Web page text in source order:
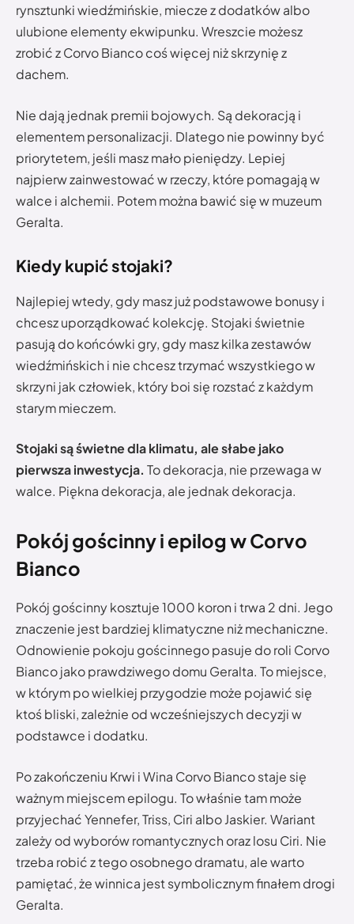
rynsztunki wiedźmińskie, miecze z dodatków albo
ulubione elementy ekwipunku. Wreszcie możesz
zrobić z Corvo Bianco coś więcej niż skrzynię z
dachem.
Nie dają jednak premii bojowych. Są dekoracją i
elementem personalizacji. Dlatego nie powinny być
priorytetem, jeśli masz mało pieniędzy. Lepiej
najpierw zainwestować w rzeczy, które pomagają w
walce i alchemii. Potem można bawić się w muzeum
Geralta.
Kiedy kupić stojaki?
Najlepiej wtedy, gdy masz już podstawowe bonusy i
chcesz uporządkować kolekcję. Stojaki świetnie
pasują do końcówki gry, gdy masz kilka zestawów
wiedźmińskich i nie chcesz trzymać wszystkiego w
skrzyni jak człowiek, który boi się rozstać z każdym
starym mieczem.
Stojaki są świetne dla klimatu, ale słabe jako
pierwsza inwestycja. To dekoracja, nie przewaga w
walce. Piękna dekoracja, ale jednak dekoracja.
Pokój gościnny i epilog w Corvo
Bianco
Pokój gościnny kosztuje 1000 koron i trwa 2 dni. Jego
znaczenie jest bardziej klimatyczne niż mechaniczne.
Odnowienie pokoju gościnnego pasuje do roli Corvo
Bianco jako prawdziwego domu Geralta. To miejsce,
w którym po wielkiej przygodzie może pojawić się
ktoś bliski, zależnie od wcześniejszych decyzji w
podstawce i dodatku.
Po zakończeniu Krwi i Wina Corvo Bianco staje się
ważnym miejscem epilogu. To właśnie tam może
przyjechać Yennefer, Triss, Ciri albo Jaskier. Wariant
zależy od wyborów romantycznych oraz losu Ciri. Nie
trzeba robić z tego osobnego dramatu, ale warto
pamiętać, że winnica jest symbolicznym finałem drogi
Geralta.